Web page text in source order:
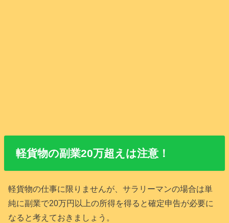
軽貨物の副業20万超えは注意！
軽貨物の仕事に限りませんが、サラリーマンの場合は単
純に副業で20万円以上の所得を得ると確定申告が必要に
なると考えておきましょう。